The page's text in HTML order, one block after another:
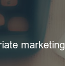
marketing